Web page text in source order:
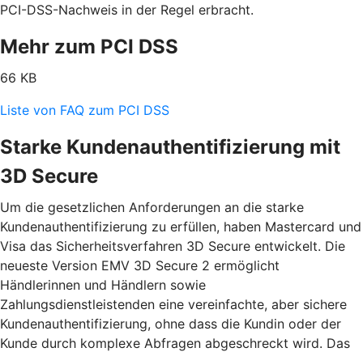
PCI-DSS-Nachweis in der Regel erbracht.
Mehr zum PCI DSS
66 KB
Liste von FAQ zum PCI DSS
Starke Kundenauthentifizierung mit
3D Secure
Um die gesetzlichen Anforderungen an die starke
Kundenauthentifizierung zu erfüllen, haben Mastercard und
Visa das Sicherheitsverfahren 3D Secure entwickelt. Die
neueste Version EMV 3D Secure 2 ermöglicht
Händlerinnen und Händlern sowie
Zahlungsdienstleistenden eine vereinfachte, aber sichere
Kundenauthentifizierung, ohne dass die Kundin oder der
Kunde durch komplexe Abfragen abgeschreckt wird. Das